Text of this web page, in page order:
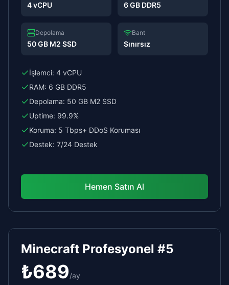
4 vCPU 6 GB DDR5
Depolama
50 GB M2 SSD
Bant
Sınırsız
İşlemci: 4 vCPU
RAM: 6 GB DDR5
Depolama: 50 GB M2 SSD
Uptime: 99.9%
Koruma: 5 Tbps+ DDoS Koruması
Destek: 7/24 Destek
Hemen Satın Al
Minecraft Profesyonel #5
₺689/ay